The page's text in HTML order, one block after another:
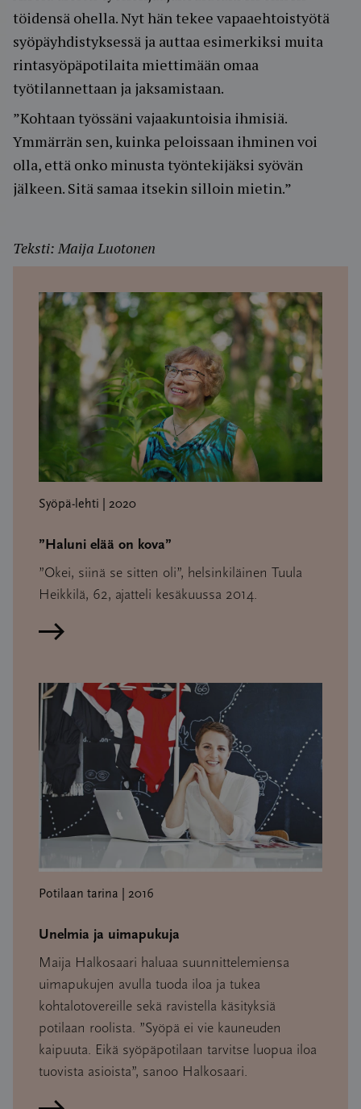
töidensä ohella. Nyt hän tekee vapaaehtoistyötä
syöpäyhdistyksessä ja auttaa esimerkiksi muita
rintasyöpäpotilaita miettimään omaa
työtilannettaan ja jaksamistaan.
”Kohtaan työssäni vajaakuntoisia ihmisiä.
Ymmärrän sen, kuinka peloissaan ihminen voi
olla, että onko minusta työntekijäksi syövän
jälkeen. Sitä samaa itsekin silloin mietin.”
Teksti: Maija Luotonen
Syöpä-lehti | 2020
”Haluni elää on kova”
”Okei, siinä se sitten oli”, helsinkiläinen Tuula
Heikkilä, 62, ajatteli kesäkuussa 2014.
Lue artikkeli
Potilaan tarina | 2016
Unelmia ja uimapukuja
Maija Halkosaari haluaa suunnittelemiensa
uimapukujen avulla tuoda iloa ja tukea
kohtalotovereille sekä ravistella käsityksiä
potilaan roolista. ”Syöpä ei vie kauneuden
kaipuuta. Eikä syöpäpotilaan tarvitse luopua iloa
tuovista asioista”, sanoo Halkosaari.